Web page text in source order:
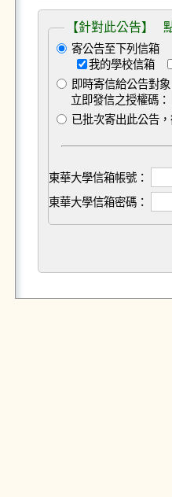
【針對此公告】
寄公告至下列信箱
我的學校信箱
即時寄信給公告對象
立即發信之授權碼：
已批次寄出此公告
東華大學信箱帳號：
東華大學信箱密碼：